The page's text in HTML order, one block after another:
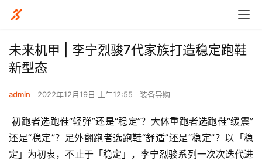
未来机甲 | 李宁烈骏7代家族打造稳定跑鞋
新型态
admin 2022年12月19日 上午12:55 装备导购
初跑者选跑鞋“轻弹”还是“稳定”？大体重跑者选跑鞋“缓震”
还是“稳定”？足外翻跑者选跑鞋“舒适”还是“稳定”？以「稳
定」为初衷，不止于「稳定」，李宁烈骏系列一次次迭代进